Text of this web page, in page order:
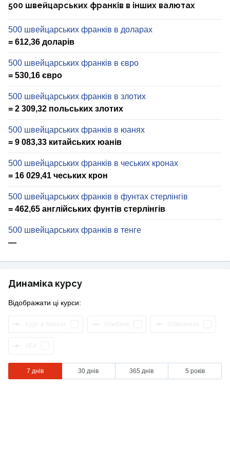
500 швейцарських франків в інших валютах
500 швейцарських франків в доларах
= 612,36 доларів
500 швейцарських франків в євро
= 530,16 євро
500 швейцарських франків в злотих
= 2 309,32 польських злотих
500 швейцарських франків в юанях
= 9 083,33 китайських юанів
500 швейцарських франків в чеських кронах
= 16 029,41 чеських крон
500 швейцарських франків в фунтах стерлінгів
= 462,65 англійських фунтів стерлінгів
500 швейцарських франків в тенге
—
Динаміка курсу
Відображати ці курси:
7 днів 30 днів 365 днів 5 років